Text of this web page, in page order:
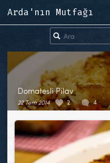
Arda'nın Mutfağı
Domatesli Pilav
22 Tem 2014 2 4